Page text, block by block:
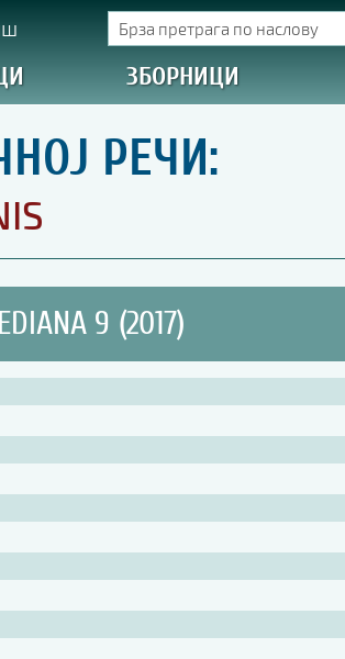
ЗБОРНИЦИ
РЕЧИ:
9 (2017)